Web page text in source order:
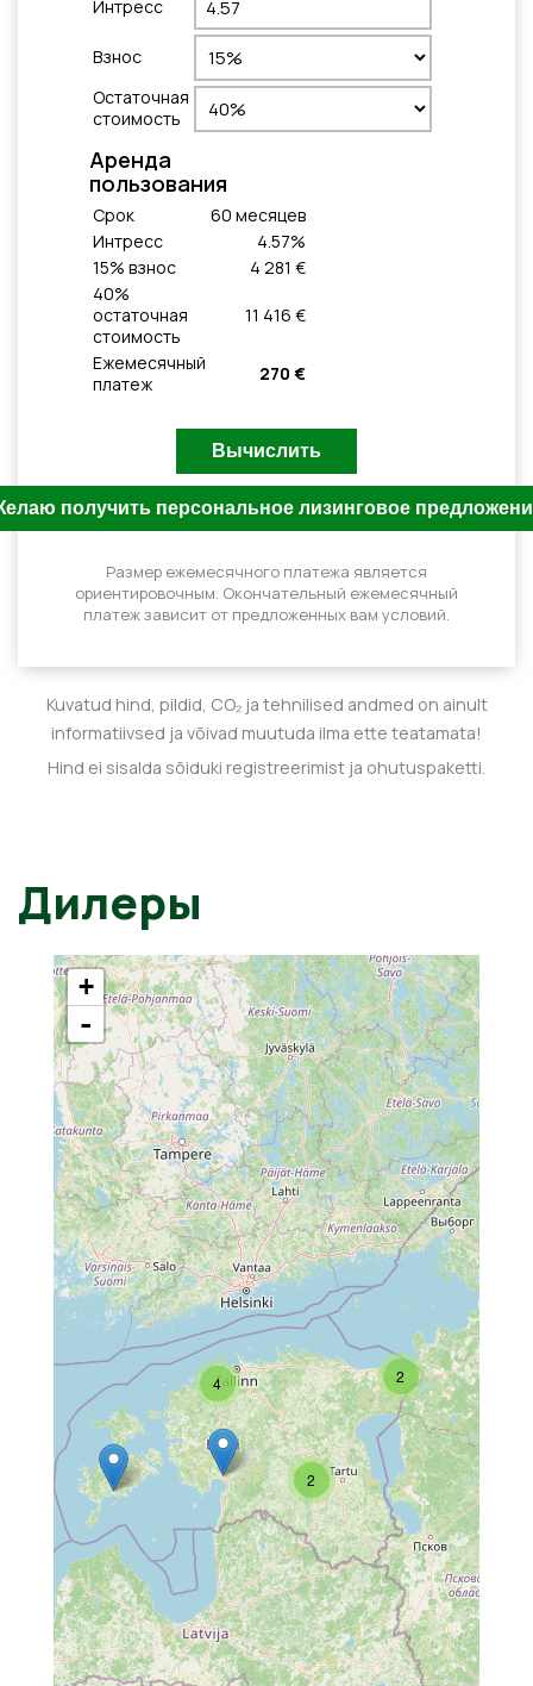
Интресс
Взнос
Остаточная
стоимость
Aренда
пользования
Cрок 60 месяцeв
Интресс
4.57%
15% взнос
4 281 €
40%
остаточная
стоимость
11 416 €
Ежемесячный
платеж
270 €
Размер ежемесячного платежа является
ориентировочным. Окончательный ежемесячный
платеж зависит от предложенных вам условий.
Kuvatud hind, pildid, CO₂ ja tehnilised andmed on ainult
informatiivsed ja võivad muutuda ilma ette teatamata!
Hind ei sisalda sõiduki registreerimist ja ohutuspaketti.
Дилеры
2
2
4
+
-